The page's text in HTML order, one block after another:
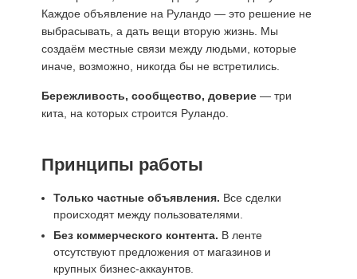
Каждое объявление на Руландо — это решение не
выбрасывать, а дать вещи вторую жизнь. Мы
создаём местные связи между людьми, которые
иначе, возможно, никогда бы не встретились.
Бережливость, сообщество, доверие — три
кита, на которых строится Руландо.
Принципы работы
Только частные объявления. Все сделки
происходят между пользователями.
Без коммерческого контента. В ленте
отсутствуют предложения от магазинов и
крупных бизнес‑аккаунтов.